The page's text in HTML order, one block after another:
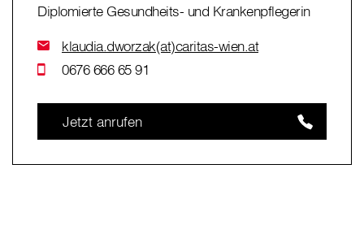
Diplomierte Gesundheits- und Krankenpflegerin
klaudia.dworzak(at)caritas-wien.at
0676 666 65 91
Jetzt anrufen